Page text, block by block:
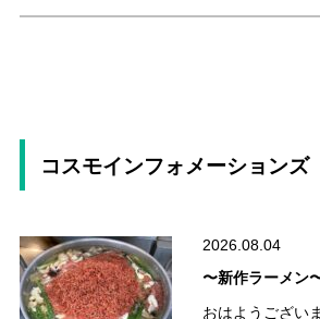
コスモインフォメーションズ
2026.08.04
〜新作ラーメン
おはようござい